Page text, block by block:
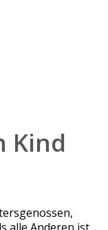
Kind
alle Anderen ist,